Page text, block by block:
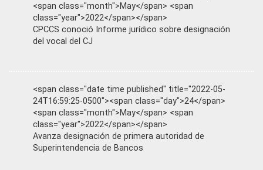
<span class="month">May</span> <span
class="year">2022</span></span>
CPCCS conoció Informe jurídico sobre designación
del vocal del CJ
<span class="date time published" title="2022-05-
24T16:59:25-0500"><span class="day">24</span>
<span class="month">May</span> <span
class="year">2022</span></span>
Avanza designación de primera autoridad de
Superintendencia de Bancos